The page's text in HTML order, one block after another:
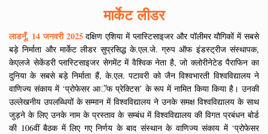
मार्केट लीडर
लाडनूँ, 14 जनवरी 2025दक्षिण एशिया में प्लास्टिसाइजर और पॉलीमर यौगिकों में सबसे
बड़े निर्माता और मार्केट लीडर सुप्रसिद्ध के.एल.जे. ग्रुप ऑफ इंडस्ट्रीज संस्थापक,
केएलजे सेकेंडरी प्लास्टिसाइजर सेगमेंट में वैश्विक नेता है, जो क्लोरीनेटेड पैराफिन का
दुनिया के सबसे बड़े निर्माता हैं, के.एल. पटावरी को जैन विश्वभारती विश्वविद्यालय ने
वाणिज्य संकाय में ‘प्रोफेसर आॅफ प्रेक्टिस’ के रूप में नामित किया किया है। उनकी
उल्लेखनीय उपलब्धियों के सम्मान में विश्वविद्यालय ने उनके समक्ष विश्वविद्यालय के साथ
जुड़ने के लिए उनके नाम के प्रस्ताव के सम्बंध में विश्वविद्यालय की विगत प्रबंधन बोर्ड
की 106वीं बैठक में लिए गए निर्णय के बाद संस्थान के वाणिज्य संकाय में ‘प्रोफेसर